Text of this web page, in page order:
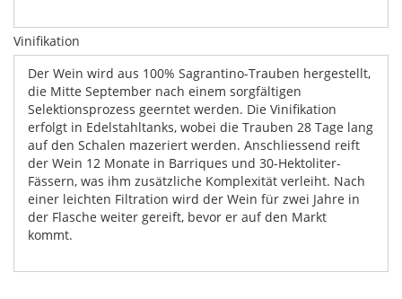
Vinifikation
Der Wein wird aus 100% Sagrantino-Trauben hergestellt,
die Mitte September nach einem sorgfältigen
Selektionsprozess geerntet werden. Die Vinifikation
erfolgt in Edelstahltanks, wobei die Trauben 28 Tage lang
auf den Schalen mazeriert werden. Anschliessend reift
der Wein 12 Monate in Barriques und 30-Hektoliter-
Fässern, was ihm zusätzliche Komplexität verleiht. Nach
einer leichten Filtration wird der Wein für zwei Jahre in
der Flasche weiter gereift, bevor er auf den Markt
kommt.